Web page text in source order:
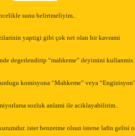
sunu belirtmeliyim..
yaptigi gibi çok net olan bir kavrami
degerlendirip “mahkeme” deyimini
komisyona “Mahkeme” veya
sozluk anlami ile aciklayabilirim..
ister benzetme olsun isterse lafin gelisi